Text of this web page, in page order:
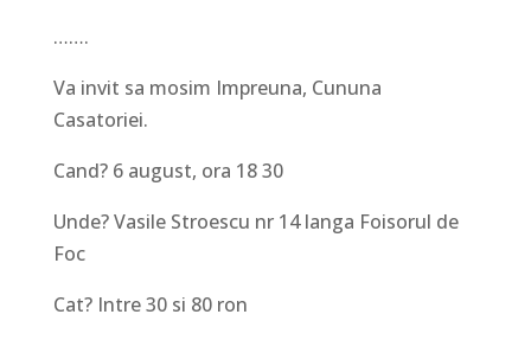
…….
Va invit sa mosim Impreuna, Cununa
Casatoriei.
Cand? 6 august, ora 18 30
Unde? Vasile Stroescu nr 14 langa Foisorul de
Foc
Cat? Intre 30 si 80 ron